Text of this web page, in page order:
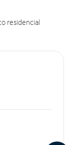
residencial